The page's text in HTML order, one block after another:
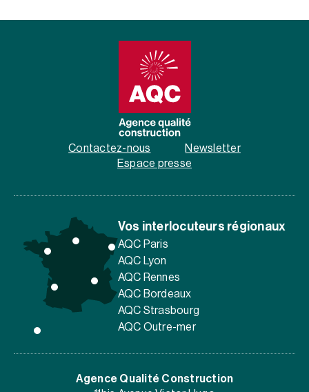
Contactez-nous
Newsletter
Espace presse
Vos interlocuteurs régionaux
AQC Paris
AQC Lyon
AQC Rennes
AQC Bordeaux
AQC Strasbourg
AQC Outre-mer
Agence Qualité Construction